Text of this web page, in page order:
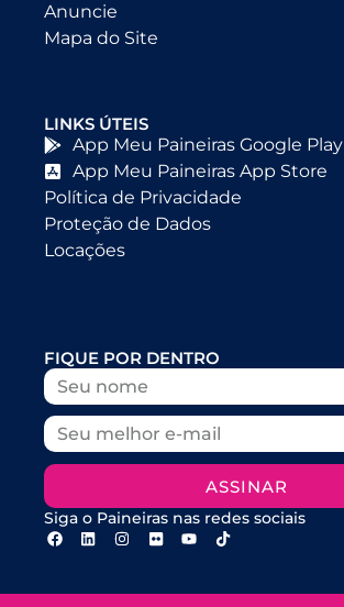
Anuncie
Mapa do Site
LINKS ÚTEIS
App Meu Paineiras Google Play
App Meu Paineiras App Store
Política de Privacidade
Proteção de Dados
Locações
FIQUE POR DENTRO
ASSINAR
Siga o Paineiras nas redes sociais